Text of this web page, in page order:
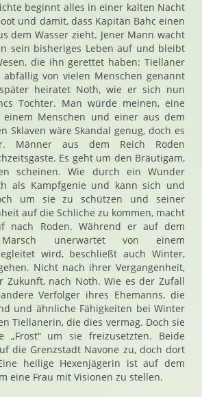
beginnt alles in einer kalten Nacht
und damit, dass Kapitän Bahc einen
dem Wasser zieht. Jener Mann wacht
sein bisheriges Leben auf und bleibt
die ihn gerettet haben: Tiellaner
von vielen Menschen genannt
heiratet Noth, wie er sich nun
Tochter. Man würde meinen, eine
einem Menschen und einer aus dem
Sklaven wäre Skandal genug, doch es
Männer aus dem Reich Roden
Es geht um den Bräutigam,
scheinen. Wie durch ein Wunder
als Kampfgenie und kann sich und
um sie zu schützen und seiner
auf die Schliche zu kommen, macht
nach Roden. Während er auf dem
Marsch unerwartet von einem
wird, beschließt auch Winter,
Nicht nach ihrer Vergangenheit,
Zukunft, nach Noth. Wie es der Zufall
Verfolger ihres Ehemanns, die
und ähnliche Fähigkeiten bei Winter
Tiellanerin, die dies vermag. Doch sie
„Frost“ um sie freizusetzten. Beide
die Grenzstadt Navone zu, doch dort
heilige Hexenjägerin ist auf dem
eine Frau mit Visionen zu stellen.